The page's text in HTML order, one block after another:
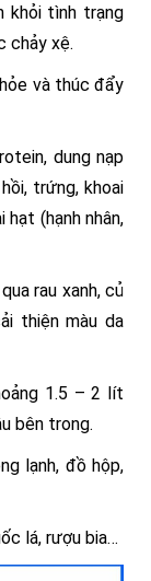
khỏi tình trạng
chảy xệ.
và thúc đẩy
dung nạp
trứng, khoai
hạt (hạnh nhân,
rau xanh, củ
thiện màu da
1.5 – 2 lít
bên trong.
lạnh, đồ hộp,
lá, rượu bia…